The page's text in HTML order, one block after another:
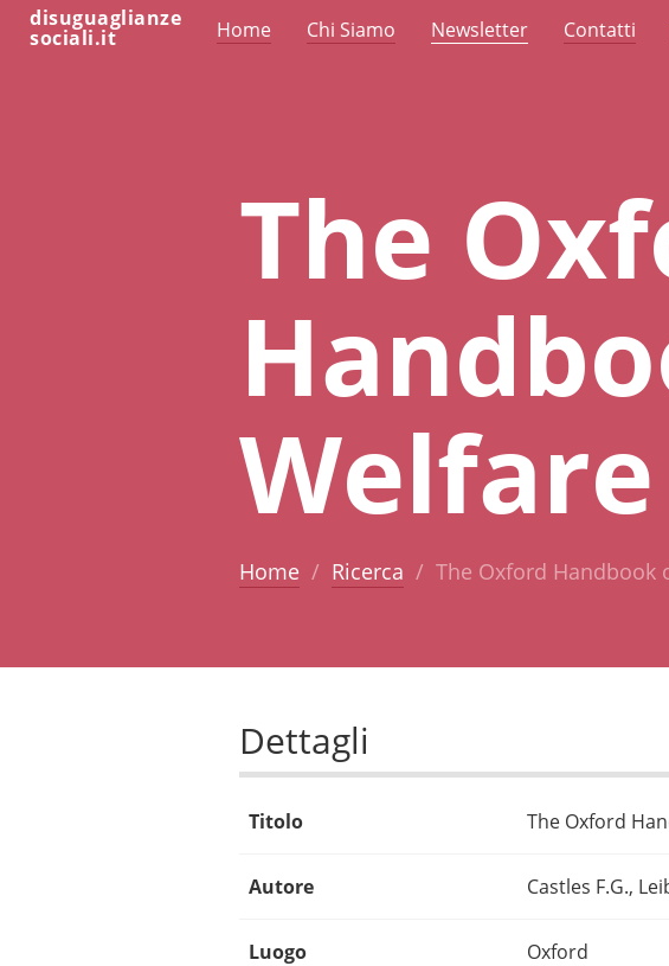
disuguaglianze
sociali.it Home Chi Siamo Newsletter Contatti
The
Home Ricerca The Oxford Handbook
Dettagli
Titolo The Oxford
Autore Castles F.G.,
Luogo Oxford